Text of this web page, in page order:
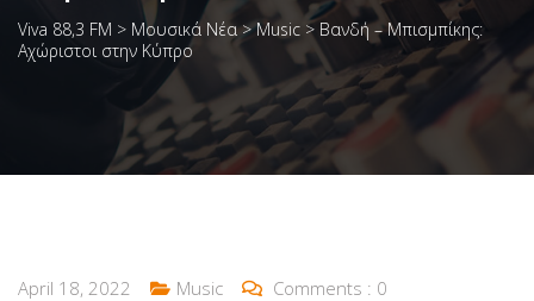
Viva 88,3 FM > Μουσικά Νέα>Music > Βανδή – Μπισμπίκης:
Αχώριστοι στην Κύπρο
April 18, 2022 Music Comments : 0